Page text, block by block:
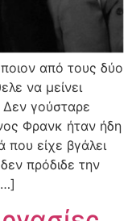
από τους δύο
να μείνει
Δεν γούσταρε
Φρανκ ήταν ήδη
είχε βγάλει
πρόδιδε την